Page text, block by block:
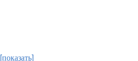
[показать]